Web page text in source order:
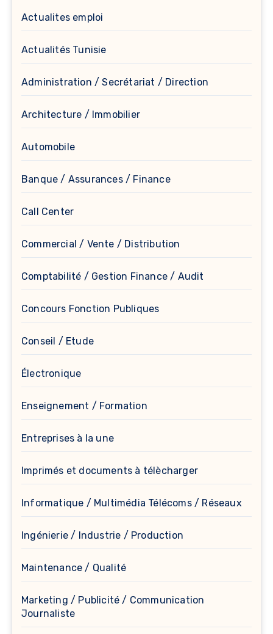
Actualites emploi
Actualités Tunisie
Administration / Secrétariat / Direction
Architecture / Immobilier
Automobile
Banque / Assurances / Finance
Call Center
Commercial / Vente / Distribution
Comptabilité / Gestion Finance / Audit
Concours Fonction Publiques
Conseil / Etude
Électronique
Enseignement / Formation
Entreprises à la une
Imprimés et documents à télècharger
Informatique / Multimédia Télécoms / Réseaux
Ingénierie / Industrie / Production
Maintenance / Qualité
Marketing / Publicité / Communication
Journaliste